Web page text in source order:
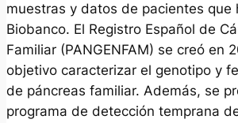
muestras y datos de pacientes que
Biobanco. El Registro Español de
Familiar (PANGENFAM) se creó en
objetivo caracterizar el genotipo y
de páncreas familiar. Además, se
programa de detección temprana